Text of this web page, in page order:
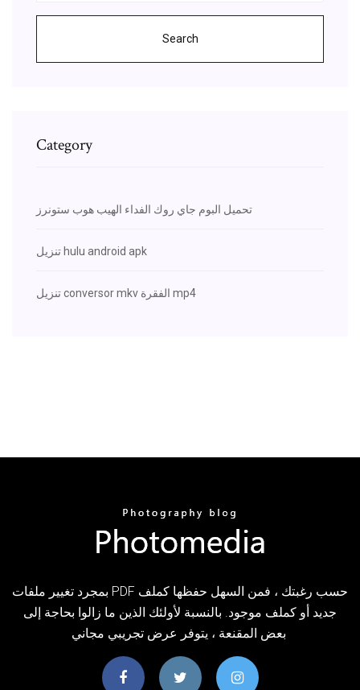
Search
Category
تحميل البوم جاي روك الفداء الهيب هوب ستونرز
تنزيل hulu android apk
تنزيل conversor mkv الفقرة mp4
بمجرد تغيير ملفات PDF حسب رغبتك ، فمن السهل حفظها كملف
جديد أو كملف موجود. بالنسبة لأولئك الذين ما زالوا بحاجة إلى